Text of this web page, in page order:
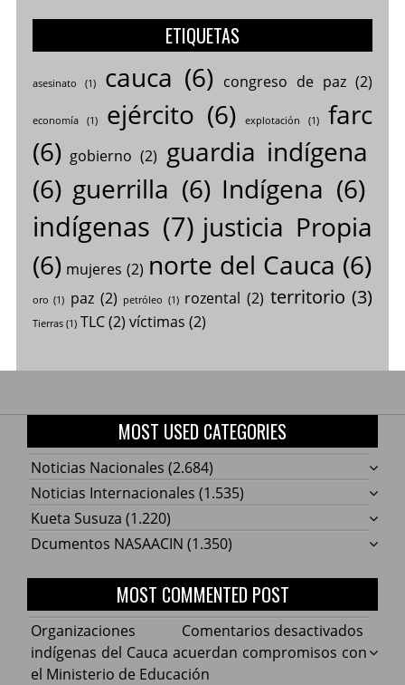
ETIQUETAS
asesinato (1) cauca (6) congreso de paz(2)
economía(1) ejército (6) explotación (1)
farc
(6) gobierno (2) guardia indígena
(6) guerrilla (6) Indígena (6)
indígenas (7) justicia Propia
(6) mujeres (2) norte del Cauca (6)
oro (1) paz (2) petróleo (1) rozental (2) territorio (3)
Tierras(1) TLC(2) víctimas (2)
MOST USED CATEGORIES
Noticias Nacionales (2.684)
Noticias Internacionales (1.535)
Kueta Susuza (1.220)
Dcumentos NASAACIN (1.350)
MOST COMMENTED POST
Comentarios desactivados
Organizaciones
indígenas del Cauca acuerdan compromisos con
el Ministerio de Educación